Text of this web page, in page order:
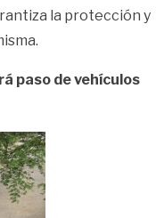
la protección y
paso de vehículos